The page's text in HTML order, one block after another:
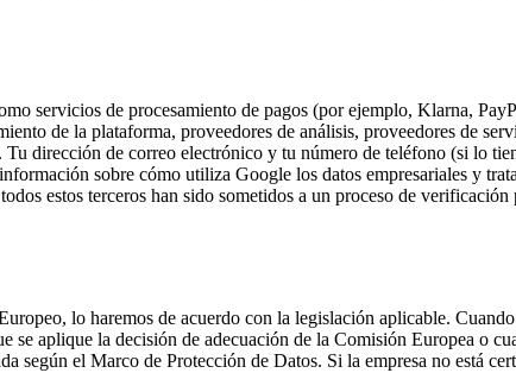
servicios de procesamiento de pagos (por ejemplo, Klarna,
de la plataforma, proveedores de análisis, proveedores de
dirección de correo electrónico y tu número de teléfono (si lo
sobre cómo utiliza Google los datos empresariales y
estos terceros han sido sometidos a un proceso de verificación
lo haremos de acuerdo con la legislación aplicable.
aplique la decisión de adecuación de la Comisión Europea o
según el Marco de Protección de Datos. Si la empresa no está